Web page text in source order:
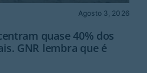
Agosto 3, 2026
quase 40% dos
GNR lembra que é